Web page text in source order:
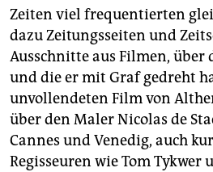
Zeiten viel frequentierten
dazu Zeitungsseiten und
Ausschnitte aus Filmen, über
und die er mit Graf gedreht
unvollendeten Film von
über den Maler Nicolas de
Cannes und Venedig, auch
Regisseuren wie Tom Tykwer